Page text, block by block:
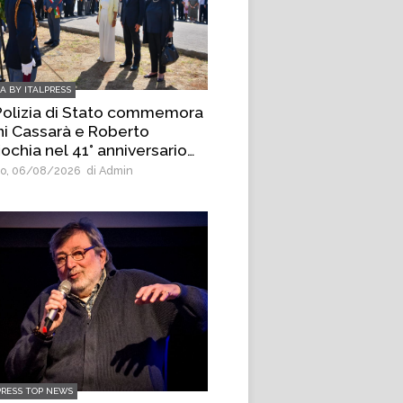
BY ITALPRESS
di Stato commemora
Cassarà e Roberto
nel 41° anniversario
loro uccisione
06/08/2026 di Admin
TOP NEWS